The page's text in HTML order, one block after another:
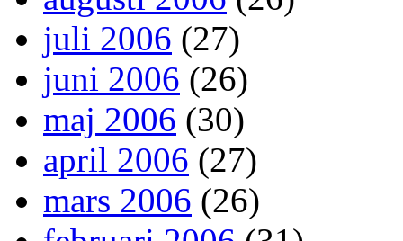
juli 2006 (27)
juni 2006 (26)
maj 2006 (30)
april 2006 (27)
mars 2006 (26)